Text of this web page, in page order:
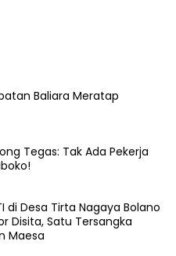
Baliara Meratap
Tegas: Tak Ada Pekerja
di Desa Tirta Nagaya Bolano
Disita, Satu Tersangka
Maesa